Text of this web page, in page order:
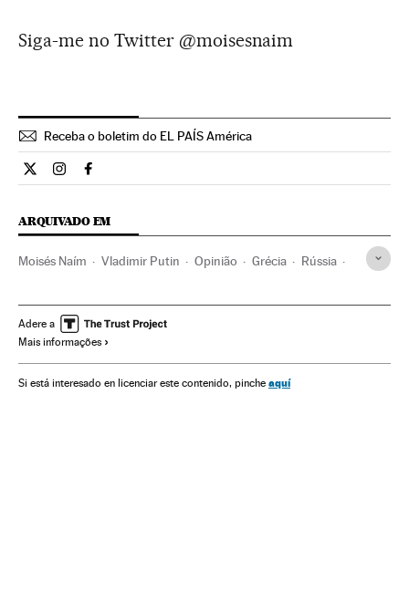
Siga-me no Twitter @moisesnaim
Receba o boletim do EL PAÍS América
Opiniao El País Brasil en Twitter
Opiniao El País Brasil en Instagram
Opiniao El País Brasil en Facebook
ARQUIVADO EM
Moisés Naím Vladimir Putin Opinião Grécia Rússia
Adere a
Mais informações
Si está interesado en licenciar este contenido, pinche aquí